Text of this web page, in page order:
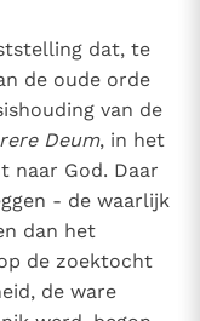
dat, te
de oude orde
van de
Deum, in het
naar God. Daar
- de waarlijk
dan het
de zoektocht
de ware